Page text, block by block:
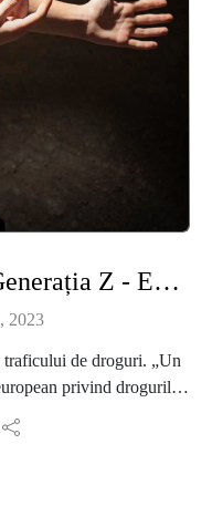
trupei timişorene
Subprogramului
România, Sorin
Podcast Euranet Plus - Generația Z - Episodul 29 - Tinerii europeni şi drogurile
2023
traficului de droguri. „Un
privind drogurile
de droguri ilicite este
noastră. Aproape